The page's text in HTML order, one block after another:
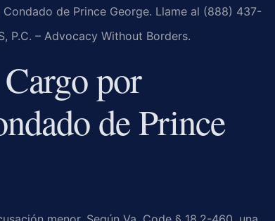
de Prince George. Llame al (888) 437-
P.C. – Advocacy Without Borders.
por
de Prince